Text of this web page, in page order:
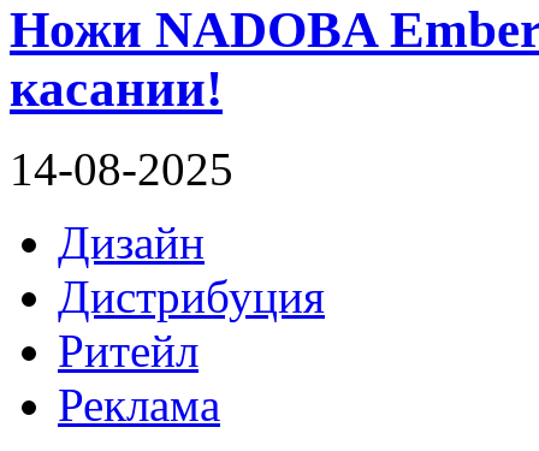
Ножи NADOBA
касании!
14-08-2025
Дизайн
Дистрибуция
Ритейл
Реклама